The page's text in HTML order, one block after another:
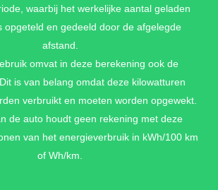
waarbij het werkelijke aantal geladen
opgeteld en gedeeld door de afgelegde
afstand.
omvat in deze berekening ook de
is van belang omdat deze kilowatturen
verbruikt en moeten worden opgewekt.
de auto houdt geen rekening met deze
van het energieverbruik in kWh/100 km
of Wh/km.